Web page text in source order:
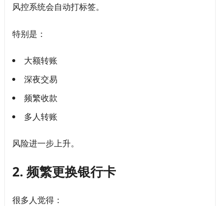
风控系统会自动打标签。
特别是：
大额转账
深夜交易
频繁收款
多人转账
风险进一步上升。
2. 频繁更换银行卡
很多人觉得：